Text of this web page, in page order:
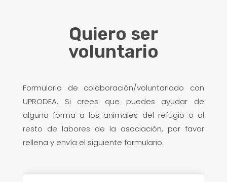
Quiero ser
voluntario
Formulario de colaboración/voluntariado con
UPRODEA. Si crees que puedes ayudar de
alguna forma a los animales del refugio o al
resto de labores de la asociación, por favor
rellena y envía el siguiente formulario.